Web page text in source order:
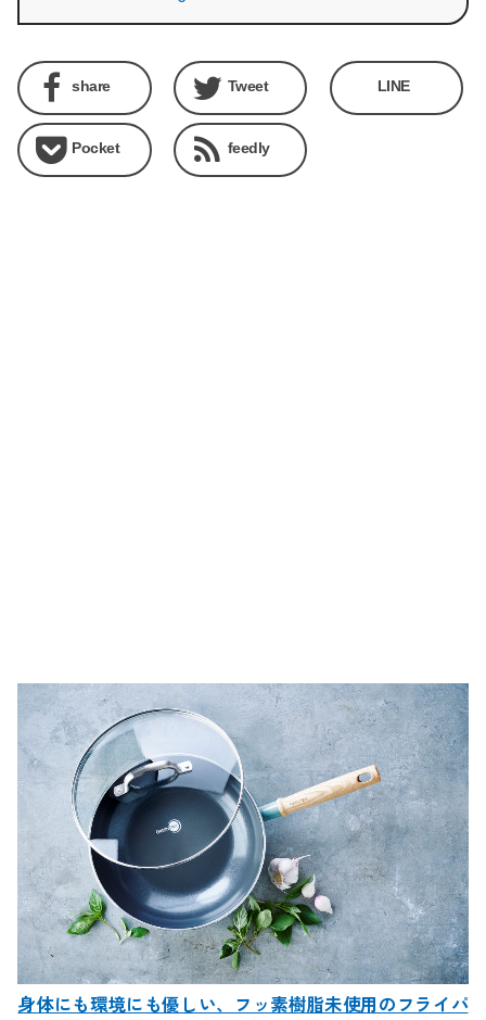
share Tweet LINE
Pocket feedly
身体にも環境にも優しい、フッ素樹脂未使用のフライパ